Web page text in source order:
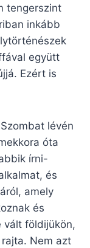
tengerszint
inkább
együtt
Ezért is
lévén
óta
írni-
és
amely
és
vált földijükön,
Nem azt